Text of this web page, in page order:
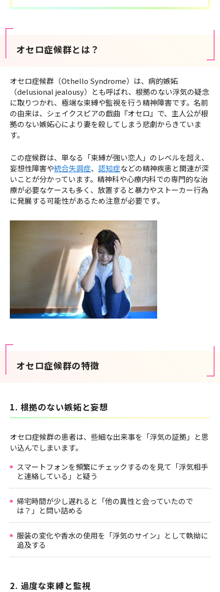
オセロ症候群とは？
オセロ症候群（Othello Syndrome）は、病的嫉妬
（delusional jealousy）とも呼ばれ、根拠のない浮気の疑念
に取りつかれ、極端な束縛や監視を行う精神障害です。名前
の由来は、シェイクスピアの戯曲『オセロ』で、主人公が根
拠のない嫉妬心により妻を殺してしまう悲劇からきていま
す。
この症候群は、単なる「束縛が強い恋人」のレベルを超え、
妄想性障害や統合失調症、 認知症などの精神疾患と関連が深
いことが分かっています。精神科や心療内科での専門的な治
療が必要なケースも多く、放置すると暴力やストーカー行為
に発展する可能性があるため注意が必要です。
オセロ症候群の特徴
1. 根拠のない嫉妬と妄想
オセロ症候群の患者は、些細な出来事を「浮気の証拠」と思
い込んでしまいます。
スマートフォンを頻繁にチェックするのを見て「浮気相手
と連絡している」と疑う
帰宅時間が少し遅れると「他の異性と会っていたので
は？」と問い詰める
服装の変化や香水の使用を「浮気のサイン」として執拗に
追及する
2. 過度な束縛と監視